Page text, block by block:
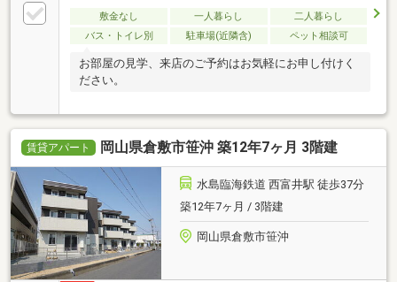
敷金なし 一人暮らし
二人暮らし
バス・トイレ別
駐車場(近隣含) ペット相談可
お部屋の見学、来店のご予約はお気軽にお申し付けく
ださい。
賃貸アパート 岡山県倉敷市笹沖 築12年7ヶ月 3階建
水島臨海鉄道 西富井駅 徒歩37分
築12年7ヶ月 / 3階建
岡山県倉敷市笹沖